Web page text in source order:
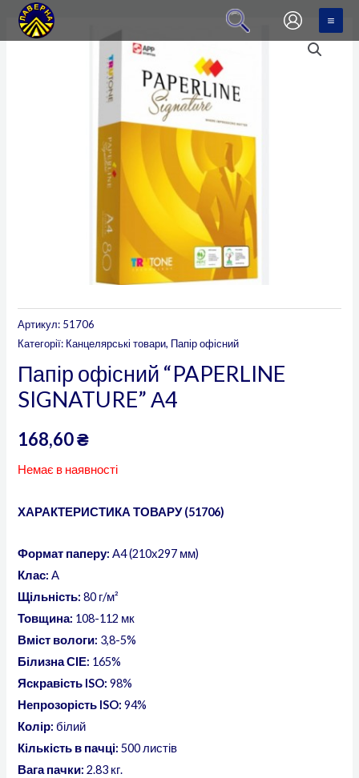
Перейти
Артикул: 51706
Категорії: Канцелярські товари, Папір офісний
Папір офісний “PAPERLINE
SIGNATURE” А4
168,60₴
Немає в наявності
ХАРАКТЕРИСТИКА ТОВАРУ (51706)
Формат паперу: А4 (210х297 мм)
Клас: А
Щільність: 80 г/м²
Товщина: 108-112 мк
Вміст вологи: 3,8-5%
Білизна СІЕ: 165%
Яскравість ISO: 98%
Непрозорість ISO:94%
Колір: білий
Кількість в пачці: 500 листів
Вага пачки: 2.83 кг.